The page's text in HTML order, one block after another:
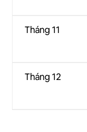
Tháng 11
Tháng 12